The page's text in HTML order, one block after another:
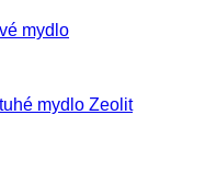
mydlo Zeolit